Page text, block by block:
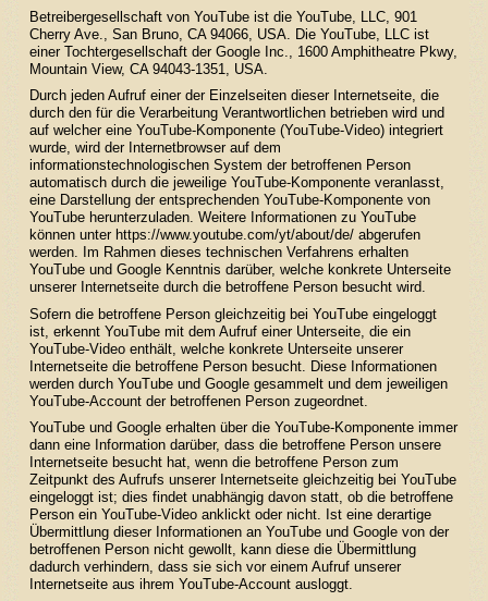
Betreibergesellschaft von YouTube ist die YouTube, LLC, 901
Cherry Ave., San Bruno, CA 94066, USA. Die YouTube, LLC ist
einer Tochtergesellschaft der Google Inc., 1600 Amphitheatre Pkwy,
Mountain View, CA 94043-1351, USA.
Durch jeden Aufruf einer der Einzelseiten dieser Internetseite, die
durch den für die Verarbeitung Verantwortlichen betrieben wird und
auf welcher eine YouTube-Komponente (YouTube-Video) integriert
wurde, wird der Internetbrowser auf dem
informationstechnologischen System der betroffenen Person
automatisch durch die jeweilige YouTube-Komponente veranlasst,
eine Darstellung der entsprechenden YouTube-Komponente von
YouTube herunterzuladen. Weitere Informationen zu YouTube
können unter https://www.youtube.com/yt/about/de/abgerufen
werden. Im Rahmen dieses technischen Verfahrens erhalten
YouTube und Google Kenntnis darüber, welche konkrete Unterseite
unserer Internetseite durch die betroffene Person besucht wird.
Sofern die betroffene Person gleichzeitig bei YouTube eingeloggt
ist, erkennt YouTube mit dem Aufruf einer Unterseite, die ein
YouTube-Video enthält, welche konkrete Unterseite unserer
Internetseite die betroffene Person besucht. Diese Informationen
werden durch YouTube und Google gesammelt und dem jeweiligen
YouTube-Account der betroffenen Person zugeordnet.
YouTube und Google erhalten über die YouTube-Komponente immer
dann eine Information darüber, dass die betroffene Person unsere
Internetseite besucht hat, wenn die betroffene Person zum
Zeitpunkt des Aufrufs unserer Internetseite gleichzeitig bei YouTube
eingeloggt ist; dies findet unabhängig davon statt, ob die betroffene
Person ein YouTube-Video anklickt oder nicht. Ist eine derartige
Übermittlung dieser Informationen an YouTube und Google von der
betroffenen Person nicht gewollt, kann diese die Übermittlung
dadurch verhindern, dass sie sich vor einem Aufruf unserer
Internetseite aus ihrem YouTube-Account ausloggt.